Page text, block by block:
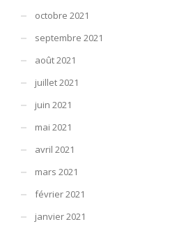
octobre 2021
septembre 2021
août 2021
juillet 2021
juin 2021
mai 2021
avril 2021
mars 2021
février 2021
janvier 2021